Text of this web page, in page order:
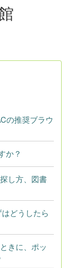
の推奨ブラウ
か？
し方、図書
どうしたら
きに、ポッ